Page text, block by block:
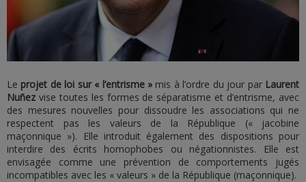
Le projet de loi sur « l’entrisme » mis à l’ordre du jour par Laurent
Nuñez vise toutes les formes de séparatisme et d’entrisme, avec
des mesures nouvelles pour dissoudre les associations qui ne
respectent pas les valeurs de la République (« jacobine
maçonnique »). Elle introduit également des dispositions pour
interdire des écrits homophobes ou négationnistes. Elle est
envisagée comme une prévention de comportements jugés
incompatibles avec les « valeurs » de la République (maçonnique).